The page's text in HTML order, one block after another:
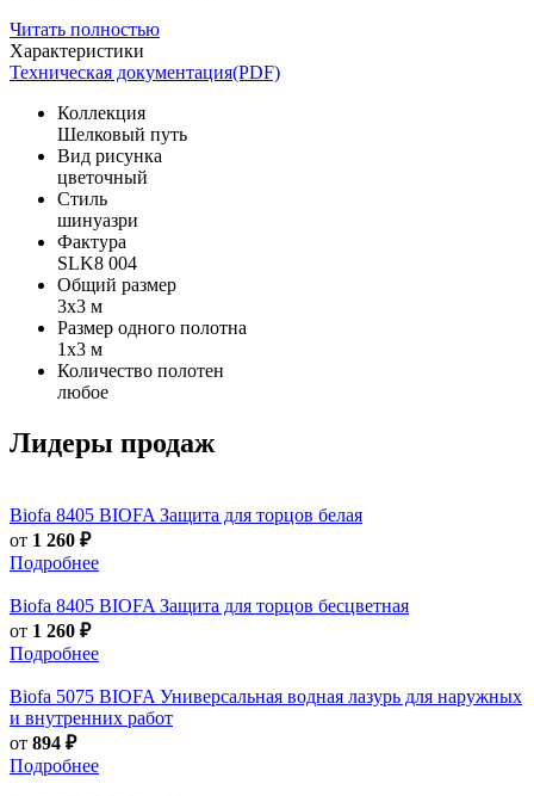
Читать полностью
Характеристики
Техническая документация(PDF)
Коллекция
Шелковый путь
Вид рисунка
цветочный
Стиль
шинуазри
Фактура
SLK8 004
Общий размер
3х3 м
Размер одного полотна
1х3 м
Количество полотен
любое
Лидеры продаж
Biofa 8405 BIOFA Защита для торцов белая
от 1 260 ₽
Подробнее
Biofa 8405 BIOFA Защита для торцов бесцветная
от 1 260 ₽
Подробнее
Biofa 5075 BIOFA Универсальная водная лазурь для наружных
и внутренних работ
от 894 ₽
Подробнее